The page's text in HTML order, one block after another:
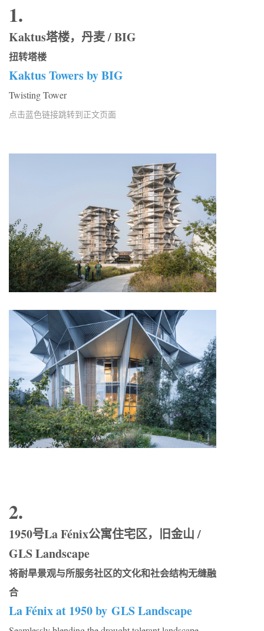
1.
Kaktus塔楼，丹麦 / BIG
扭转塔楼
Kaktus Towers by BIG
Twisting Tower
点击蓝色链接跳转到正文页面
2.
1950号La Fénix公寓住宅区，旧金山 /
GLS Landscape
将耐旱景观与所服务社区的文化和社会结构无缝融
合
La Fénix at 1950 by GLS Landscape